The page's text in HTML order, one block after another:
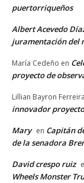
puertorriqueños
Albert Acevedo
juramentación del
María Cedeño en
proyecto de
Lillian Bayron Ferreira
innovador
Mary en Capitán
de la senadora
David crespo ruiz
Wheels Monster